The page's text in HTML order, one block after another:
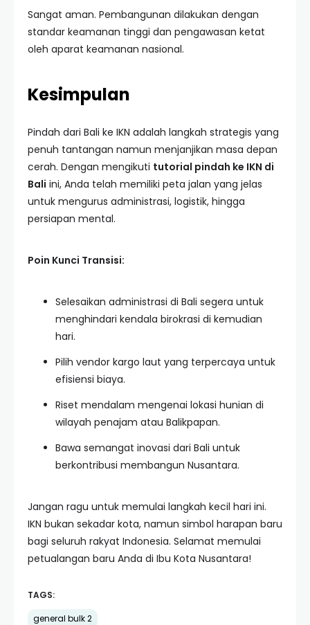
Sangat aman. Pembangunan dilakukan dengan
standar keamanan tinggi dan pengawasan ketat
oleh aparat keamanan nasional.
Kesimpulan
Pindah dari Bali ke IKN adalah langkah strategis yang
penuh tantangan namun menjanjikan masa depan
cerah. Dengan mengikuti tutorial pindah ke IKN di
Bali ini, Anda telah memiliki peta jalan yang jelas
untuk mengurus administrasi, logistik, hingga
persiapan mental.
Poin Kunci Transisi:
Selesaikan administrasi di Bali segera untuk
menghindari kendala birokrasi di kemudian
hari.
Pilih vendor kargo laut yang terpercaya untuk
efisiensi biaya.
Riset mendalam mengenai lokasi hunian di
wilayah penajam atau Balikpapan.
Bawa semangat inovasi dari Bali untuk
berkontribusi membangun Nusantara.
Jangan ragu untuk memulai langkah kecil hari ini.
IKN bukan sekadar kota, namun simbol harapan baru
bagi seluruh rakyat Indonesia. Selamat memulai
petualangan baru Anda di Ibu Kota Nusantara!
TAGS:
general bulk 2